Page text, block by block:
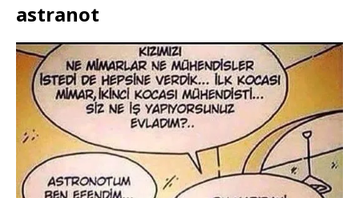
astranot